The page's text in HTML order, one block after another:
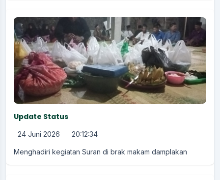
Update Status
24 Juni 2026 20:12:34
Menghadiri kegiatan Suran di brak makam damplakan